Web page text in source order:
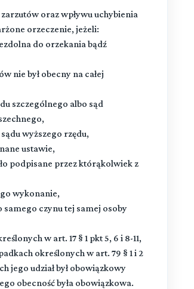
oraz wpływu uchybienia
orzeczenie, jeżeli:
do orzekania bądź
nie był obecny na całej
szczególnego albo sąd
wyższego rzędu,
ustawie,
podpisane przez którąkolwiek z
wykonanie,
czynu tej samej osoby
w art. 17 § 1 pkt 5, 6 i 8-11,
określonych w art. 79 § 1 i 2
jego udział był obowiązkowy
obecność była obowiązkowa.